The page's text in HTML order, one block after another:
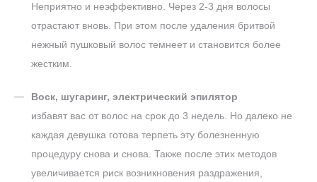
Неприятно и неэффективно. Через 2-3 дня волосы
отрастают вновь. При этом после удаления бритвой
нежный пушковый волос темнеет и становится более
жестким.
Воск, шугаринг, электрический эпилятор
избавят вас от волос на срок до 3 недель. Но далеко не
каждая девушка готова терпеть эту болезненную
процедуру снова и снова. Также после этих методов
увеличивается риск возникновения раздражения,